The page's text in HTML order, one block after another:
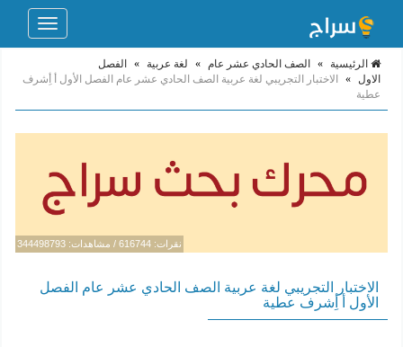
Toggle
الرئيسية » الصف الحادي عشر عام » لغة عربية »
الفصل
الاول »
الاختبار التجريبي لغة عربية الصف الحادي عشر عام الفصل الأول أ أِشرف
عطية
نقرات: 616744 / مشاهدات: 344498793
الاختبار التجريبي لغة عربية الصف الحادي عشر عام الفصل
الأول أ أِشرف عطية